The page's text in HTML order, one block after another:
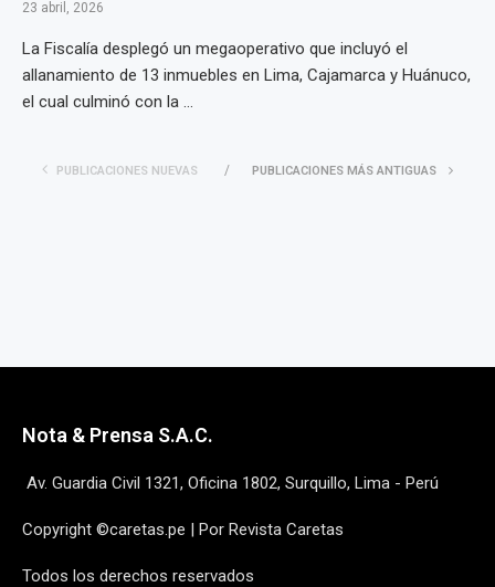
23 abril, 2026
La Fiscalía desplegó un megaoperativo que incluyó el
allanamiento de 13 inmuebles en Lima, Cajamarca y Huánuco,
el cual culminó con la ...
PUBLICACIONES NUEVAS PUBLICACIONES MÁS ANTIGUAS
Nota & Prensa S.A.C.
Av. Guardia Civil 1321, Oficina 1802, Surquillo, Lima - Perú
Copyright ©caretas.pe | Por Revista Caretas
Todos los derechos reservados